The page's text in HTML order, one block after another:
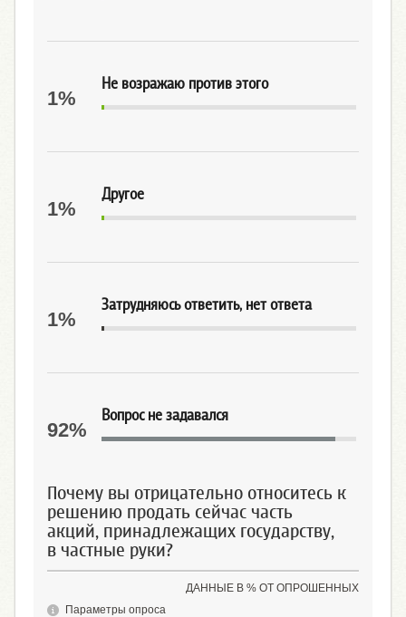
Не возражаю против этого
1%
Другое
1%
Затрудняюсь ответить, нет ответа
1%
Вопрос не задавался
92%
Почему вы отрицательно относитесь к
решению продать сейчас часть
акций, принадлежащих государству,
в частные руки?
ДАННЫЕ В % ОТ ОПРОШЕННЫХ
Параметры опроса